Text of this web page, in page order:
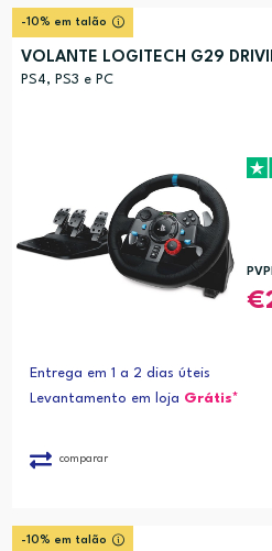
-10% em talão
VOLANTE LOGITECH G29
PS4, PS3 e PC
Entrega em 1 a 2 dias úteis
Levantamento em loja Grátis*
comparar
-10% em talão